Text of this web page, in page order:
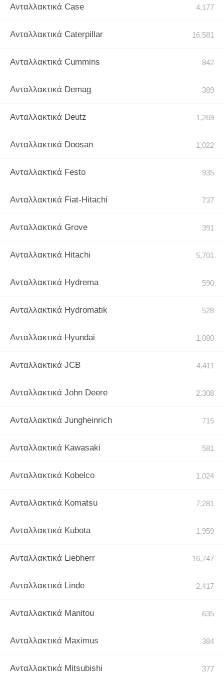
Ανταλλακτικά Case
Ανταλλακτικά Caterpillar
Ανταλλακτικά Cummins
Ανταλλακτικά Demag
Ανταλλακτικά Deutz
Ανταλλακτικά Doosan
Ανταλλακτικά Festo
Ανταλλακτικά Fiat-Hitachi
Ανταλλακτικά Grove
Ανταλλακτικά Hitachi
Ανταλλακτικά Hydrema
Ανταλλακτικά Hydromatik
Ανταλλακτικά Hyundai
Ανταλλακτικά JCB
Ανταλλακτικά John Deere
Ανταλλακτικά Jungheinrich
Ανταλλακτικά Kawasaki
Ανταλλακτικά Kobelco
Ανταλλακτικά Komatsu
Ανταλλακτικά Kubota
Ανταλλακτικά Liebherr
Ανταλλακτικά Linde
Ανταλλακτικά Manitou
Ανταλλακτικά Maximus
Ανταλλακτικά Mitsubishi